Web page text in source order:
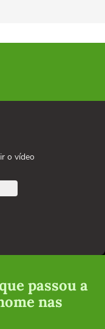
o vídeo
passou a
nas